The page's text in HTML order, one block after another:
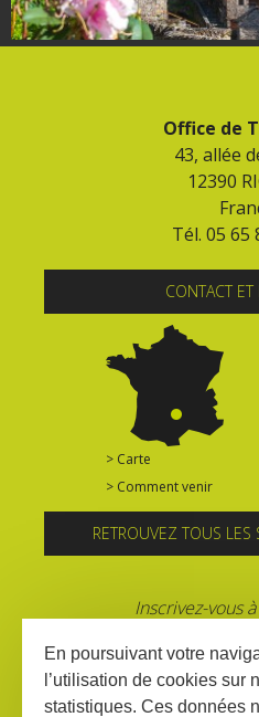
Office de
43, allée
12390
Tél. 05 65
CONTACT ET
> Carte
> Comment venir
RETROUVEZ TOUS LES
Inscrivez-vous
En poursuivant votre
l’utilisation de cookies sur
statistiques. Ces données